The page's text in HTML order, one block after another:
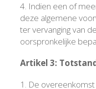
4. Indien een of
deze algemene
ter vervanging van
oorspronkelijke
Artikel 3:
1. De